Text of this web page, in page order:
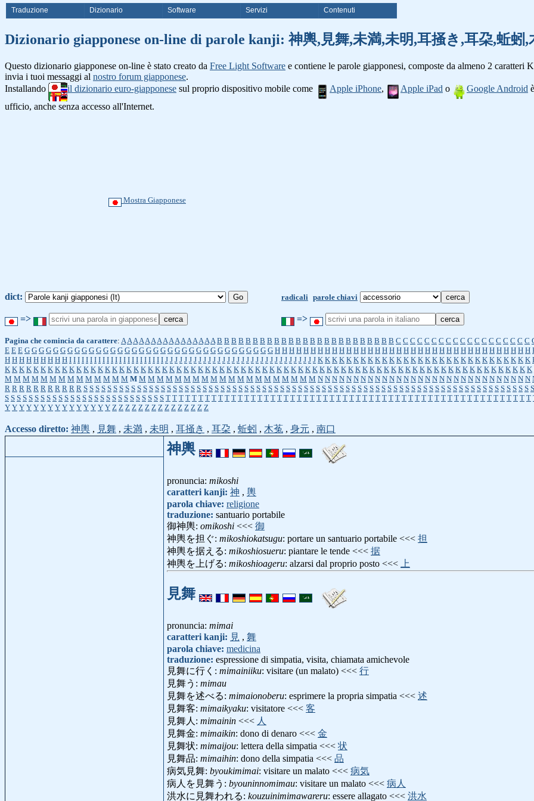
Traduzione Dizionario Software Servizi Contenuti
Dizionario giapponese on-line di parole kanji: 神輿,見舞,未満,未明,耳掻き,耳朶,蚯蚓,
Questo dizionario giapponese on-line è stato creato da Free Light Software e contiene le parole giapponesi, composte da almeno 2 caratteri
invia i tuoi messaggi al nostro forum giapponese.
Installando
il dizionario euro-giapponese sul proprio dispositivo mobile come Apple iPhone, Apple iPad o Google Android
ufficio, anche senza accesso all'Internet.
Mostra Giapponese
dict: radicali parole chiavi
=> =>
Pagina che comincia da carattere: A A A A A A A A A A A A A A A A B B B B B B B B B B B B B B B B B B B B B B B B B C C C C C C C C C C C C C C C C C C C
E E E G G G G G G G G G G G G G G G G G G G G G G G G G G G G G G G G G G G H H H H H H H H H H H H H H H H H H H H H H H H H H H H H H H H H H H H
H H H H H H H H H I I I I I I I I I I I I I I I I I I I I I I I J J J J J J J J J J J J J J J J J J J J J J J J J J J J J J J J K K K K K K K K K K K K K K K K K K K K K K K K K K K K K K
K K K K K K K K K K K K K K K K K K K K K K K K K K K K K K K K K K K K K K K K K K K K K K K K K K K K K K K K K K K K K K K K K K K K K K K K K K
M M M M M M M M M M M M M M M M M M M M M M M M M M M M M M M M M M M N N N N N N N N N N N N N N N N N N N N N N N N N N N N N N
R R R R R R R R R R R S S S S S S S S S S S S S S S S S S S S S S S S S S S S S S S S S S S S S S S S S S S S S S S S S S S S S S S S S S S S S S S S S S S S S S S S S S S S
S S S S S S S S S S S S S S S S S S S S S S S S S S S T T T T T T T T T T T T T T T T T T T T T T T T T T T T T T T T T T T T T T T T T T T T T T T T T T T T T T T T
Y Y Y Y Y Y Y Y Y Y Y Y Y Y Y Z Z Z Z Z Z Z Z Z Z Z Z Z Z Z
Accesso diretto: 神輿 , 見舞 , 未満 , 未明 , 耳掻き , 耳朶 , 蚯蚓 , 木菟 , 身元 , 南口
神輿
pronuncia: mikoshi
caratteri kanji: 神 , 輿
parola chiave: religione
traduzione: santuario portabile
御神輿: omikoshi <<< 御
神輿を担ぐ: mikoshiokatsugu: portare un santuario portabile <<< 担
神輿を据える: mikoshiosueru: piantare le tende <<< 据
神輿を上げる: mikoshioageru: alzarsi dal proprio posto <<< 上
見舞
pronuncia: mimai
caratteri kanji: 見 , 舞
parola chiave: medicina
traduzione: espressione di simpatia, visita, chiamata amichevole
見舞に行く: mimainiiku: visitare (un malato) <<< 行
見舞う: mimau
見舞を述べる: mimaionoberu: esprimere la propria simpatia <<< 述
見舞客: mimaikyaku: visitatore <<< 客
見舞人: mimainin <<< 人
見舞金: mimaikin: dono di denaro <<< 金
見舞状: mimaijou: lettera della simpatia <<< 状
見舞品: mimaihin: dono della simpatia <<< 品
病気見舞: byoukimimai: visitare un malato <<< 病気
病人を見舞う: byouninnomimau: visitare un malato <<< 病人
洪水に見舞われる: kouzuinimimawareru: essere allagato <<< 洪水